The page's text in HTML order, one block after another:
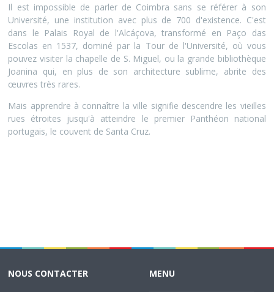
Il est impossible de parler de Coimbra sans se référer à son
Université, une institution avec plus de 700 d'existence. C'est
dans le Palais Royal de l'Alcáçova, transformé en Paço das
Escolas en 1537, dominé par la Tour de l'Université, où vous
pouvez visiter la chapelle de S. Miguel, ou la grande bibliothèque
Joanina qui, en plus de son architecture sublime, abrite des
œuvres très rares.
Mais apprendre à connaître la ville signifie descendre les vieilles
rues étroites jusqu'à atteindre le premier Panthéon national
portugais, le couvent de Santa Cruz.
NOUS CONTACTER MENU